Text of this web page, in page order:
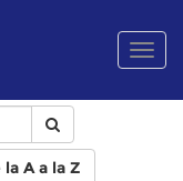
Menú
de
A a la Z